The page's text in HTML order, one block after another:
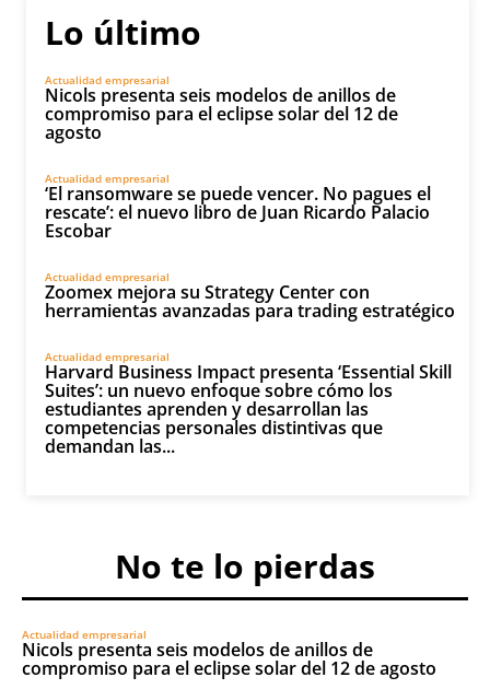
Lo último
Actualidad empresarial
Nicols presenta seis modelos de anillos de
compromiso para el eclipse solar del 12 de
agosto
Actualidad empresarial
‘El ransomware se puede vencer. No pagues el
rescate’: el nuevo libro de Juan Ricardo Palacio
Escobar
Actualidad empresarial
Zoomex mejora su Strategy Center con
herramientas avanzadas para trading estratégico
Actualidad empresarial
Harvard Business Impact presenta ‘Essential Skill
Suites’: un nuevo enfoque sobre cómo los
estudiantes aprenden y desarrollan las
competencias personales distintivas que
demandan las...
No te lo pierdas
Actualidad empresarial
Nicols presenta seis modelos de anillos de
compromiso para el eclipse solar del 12 de agosto